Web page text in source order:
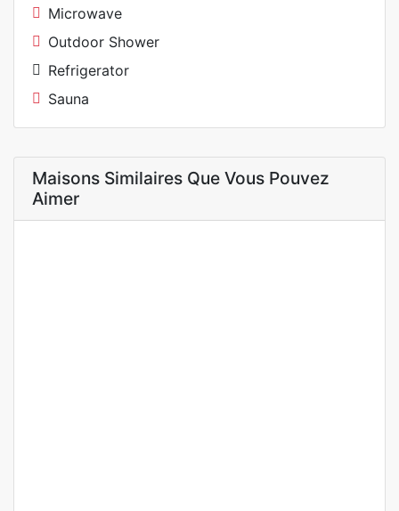
Microwave
Outdoor Shower
Refrigerator
Sauna
Maisons Similaires Que Vous Pouvez
Aimer